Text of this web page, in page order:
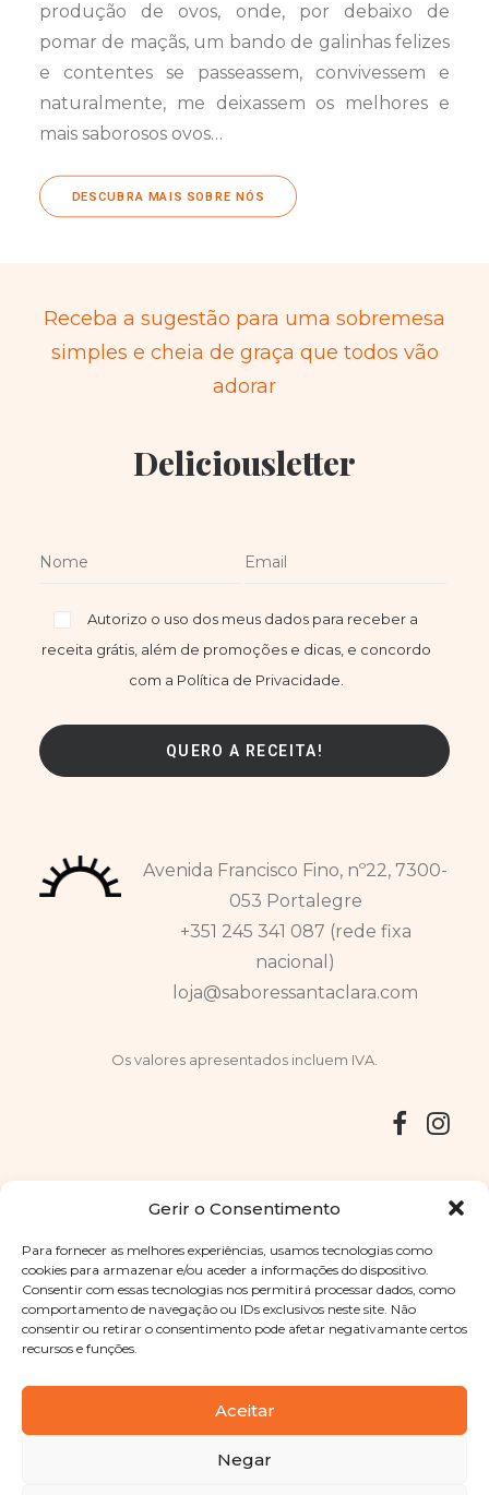
Gerir o Consentimento
Para fornecer as melhores experiências, usamos tecnologias como
cookies para armazenar e/ou aceder a informações do dispositivo.
Consentir com essas tecnologias nos permitirá processar dados, como
comportamento de navegação ou IDs exclusivos neste site. Não
consentir ou retirar o consentimento pode afetar negativamante certos
recursos e funções.
Aceitar
Negar
produção de ovos, onde, por debaixo de
pomar de maçãs, um bando de galinhas felizes
e contentes se passeassem, convivessem e
naturalmente, me deixassem os melhores e
mais saborosos ovos…
DESCUBRA MAIS SOBRE NÓS
Receba a sugestão para uma sobremesa
simples e cheia de graça que todos vão
adorar
Deliciousletter
Autorizo o uso dos meus dados para receber a
receita grátis, além de promoções e dicas, e concordo
com a Política de Privacidade.
Avenida Francisco Fino, nº22, 7300-
053 Portalegre
+351 245 341 087 (rede fixa
nacional)
loja@saboressantaclara.com
Os valores apresentados incluem IVA.
Copyright © 2025 Sabores Santa Clara
. Todos os direitos
reservadosPolítica de Privacidade |Termos e condições
Designed byShift Your Branding Agency